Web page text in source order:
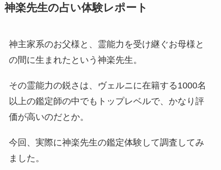
神楽先生の占い体験レポート
神主家系のお父様と、霊能力を受け継ぐお母様と
の間に生まれたという神楽先生。
その霊能力の鋭さは、ヴェルニに在籍する1000名
以上の鑑定師の中でもトップレベルで、かなり評
価が高いのだとか。
今回、実際に神楽先生の鑑定体験して調査してみ
ました。